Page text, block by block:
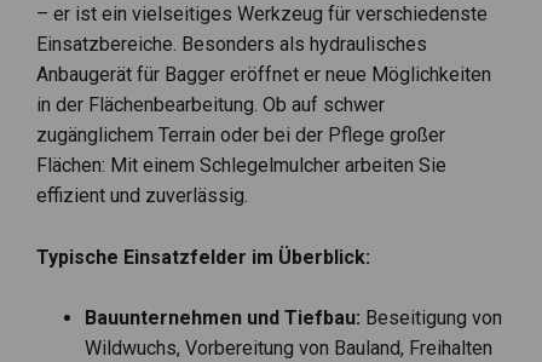
– er ist ein vielseitiges Werkzeug für verschiedenste
Einsatzbereiche. Besonders als hydraulisches
Anbaugerät für Bagger eröffnet er neue Möglichkeiten
in der Flächenbearbeitung. Ob auf schwer
zugänglichem Terrain oder bei der Pflege großer
Flächen: Mit einem Schlegelmulcher arbeiten Sie
effizient und zuverlässig.
Typische Einsatzfelder im Überblick:
Bauunternehmen und Tiefbau: Beseitigung von
Wildwuchs, Vorbereitung von Bauland, Freihalten